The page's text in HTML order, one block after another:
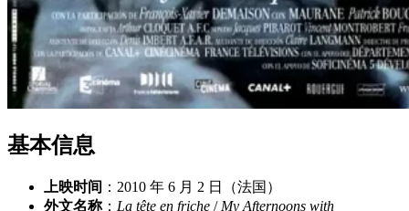
基本信息
上映时间 ：2010 年 6 月 2 日（法国）
外文名称： La tête en friche / My Afternoons with